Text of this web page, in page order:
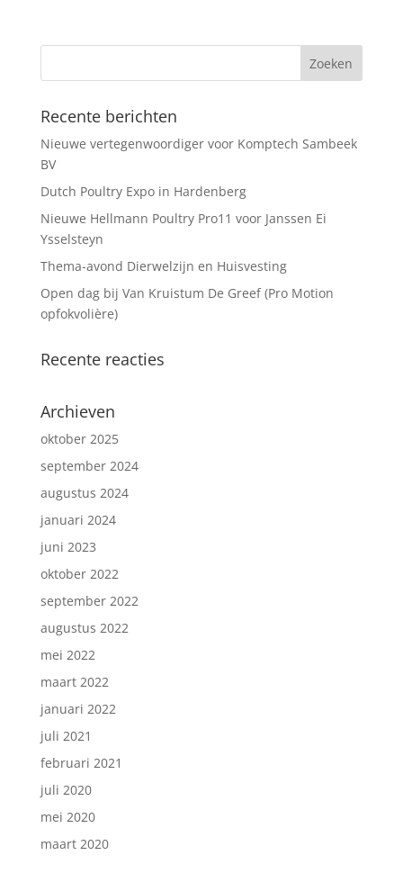
Recente berichten
Nieuwe vertegenwoordiger voor Komptech Sambeek
BV
Dutch Poultry Expo in Hardenberg
Nieuwe Hellmann Poultry Pro11 voor Janssen Ei
Ysselsteyn
Thema-avond Dierwelzijn en Huisvesting
Open dag bij Van Kruistum De Greef (Pro Motion
opfokvolière)
Recente reacties
Archieven
oktober 2025
september 2024
augustus 2024
januari 2024
juni 2023
oktober 2022
september 2022
augustus 2022
mei 2022
maart 2022
januari 2022
juli 2021
februari 2021
juli 2020
mei 2020
maart 2020